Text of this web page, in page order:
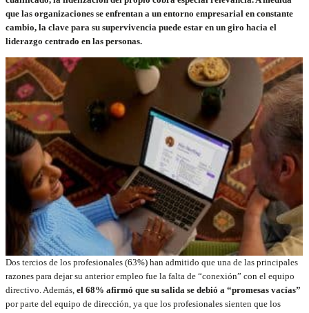
que las organizaciones se enfrentan a un entorno empresarial en constante
cambio, la clave para su supervivencia puede estar en un giro hacia el
liderazgo centrado en las personas.
Dos tercios de los profesionales (63%) han admitido que una de las principales
razones para dejar su anterior empleo fue la falta de “conexión” con el equipo
directivo. Además, el 68% afirmó que su salida se debió a “promesas vacías”
por parte del equipo de dirección, ya que los profesionales sienten que los